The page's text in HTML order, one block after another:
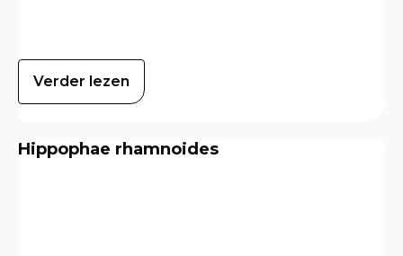
Verder lezen
Hippophae rhamnoides